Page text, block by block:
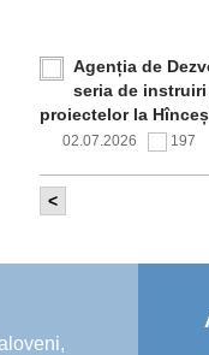
Agenția de
seria de
proiectelor la
02.07.2026 197
Comitetul de
implementării și
<